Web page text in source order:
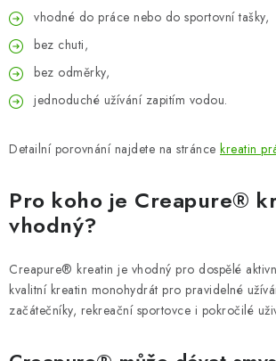
vhodné do práce nebo do sportovní tašky,
bez chuti,
bez odměrky,
jednoduché užívání zapitím vodou.
Detailní porovnání najdete na stránce kreatin
Pro koho je Creapure®
vhodný?
Creapure® kreatin je vhodný pro dospělé
kvalitní kreatin monohydrát pro pravidelné
začátečníky, rekreační sportovce i pokročilé